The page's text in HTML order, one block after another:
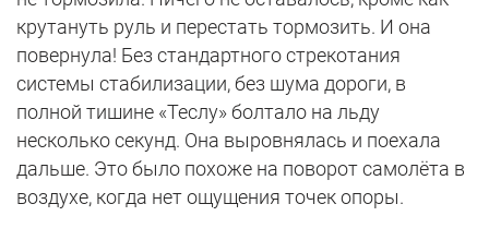
крутануть руль и перестать тормозить. И она
повернула! Без стандартного стрекотания
системы стабилизации, без шума дороги, в
полной тишине «Теслу» болтало на льду
несколько секунд. Она выровнялась и поехала
дальше. Это было похоже на поворот самолёта в
воздухе, когда нет ощущения точек опоры.